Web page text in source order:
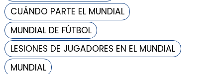
CUÁNDO PARTE EL MUNDIAL
MUNDIAL DE FÚTBOL
LESIONES DE JUGADORES EN EL MUNDIAL
MUNDIAL